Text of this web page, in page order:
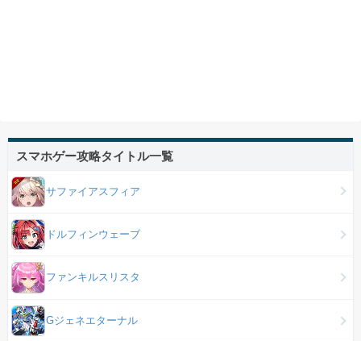
スマホゲー攻略タイトル一覧
サファイアスフィア
ドルフィンウェーブ
ファンキルスリスタ
Gジェネエターナル